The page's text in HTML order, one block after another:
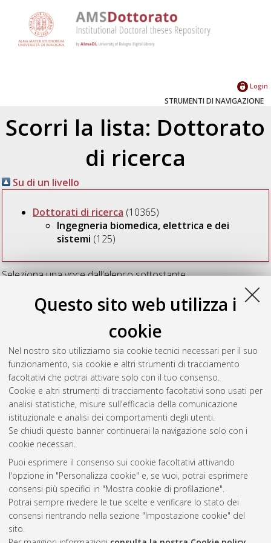
Questo sito web utilizza i
cookie
Nel nostro sito utilizziamo sia cookie tecnici necessari per il suo
funzionamento, sia cookie e altri strumenti di tracciamento
facoltativi che potrai attivare solo con il tuo consenso.
Cookie e altri strumenti di tracciamento facoltativi sono usati per
analisi statistiche, misure sull'efficacia della comunicazione
istituzionale e analisi dei comportamenti degli utenti.
Se chiudi questo banner continuerai la navigazione solo con i
cookie necessari.
Puoi esprimere il consenso sui cookie facoltativi attivando
l'opzione in "Personalizza cookie" e, se vuoi, potrai esprimere
consensi più specifici in "Mostra cookie di profilazione".
Potrai sempre rivedere le tue scelte e verificare lo stato dei
consensi rientrando nella sezione "Impostazione cookie" del
sito.
Login
STRUMENTI DI NAVIGAZIONE
Scorri la lista: Dottorato
di ricerca
Su di un livello
Dottorati di ricerca (10365)
Ingegneria biomedica, elettrica e dei
sistemi (125)
Seleziona una voce dall'elenco sottostante.
2026
2025(21)
2022(18)
2021(19)
2020 (9)
2019(12)
2018(12)
Atom
Rss 1.0
Rss 2.0